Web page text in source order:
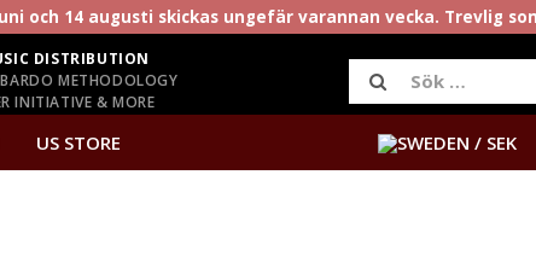
och 14 augusti skickas ungefär varannan vecka. Trevlig
DISTRIBUTION
METHODOLOGY
INITIATIVE & MORE
US STORE / SEK